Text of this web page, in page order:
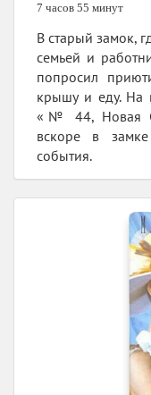
7 часов 55 минут
В старый замок,
семьей и
попросил
крышу и еду. На
«№ 44, Новая
вскоре в замке
события.